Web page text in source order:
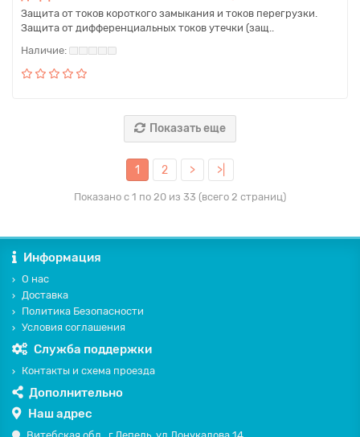
Защита от токов короткого замыкания и токов перегрузки.
Защита от дифференциальных токов утечки (защ..
Показать еще
1 2 > >|
Показано с 1 по 20 из 33 (всего 2 страниц)
Информация
О нас
Доставка
Политика Безопасности
Условия соглашения
Служба поддержки
Контакты и схема проезда
Дополнительно
Наш адрес